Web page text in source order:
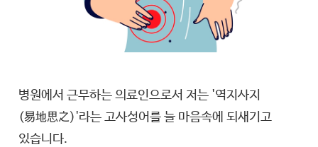
병원에서 근무하는 의료인으로서 저는 '역지사지
(易地思之)'라는 고사성어를 늘 마음속에 되새기고
있습니다.